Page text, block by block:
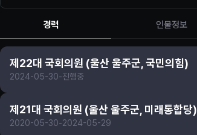
경력 인물정보
제22대 국회의원 (울산 울주군, 국민의힘)
2024-05-30-진행중
제21대 국회의원 (울산 울주군, 미래통합당)
2020-05-30-2024-05-29